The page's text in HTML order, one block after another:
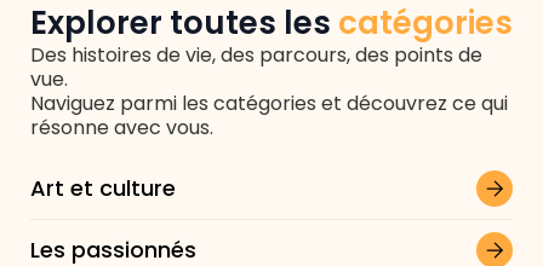
Explorer toutes les catégories
Des histoires de vie, des parcours, des points de
vue.
Naviguez parmi les catégories et découvrez ce qui
résonne avec vous.
Art et culture
Les passionnés